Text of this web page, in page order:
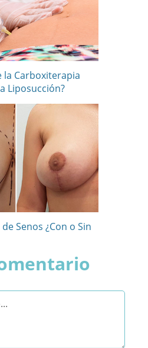
la Carboxiterapia
Liposucción?
Senos ¿Con o Sin